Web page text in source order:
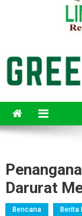
Darurat
Bencana Berita